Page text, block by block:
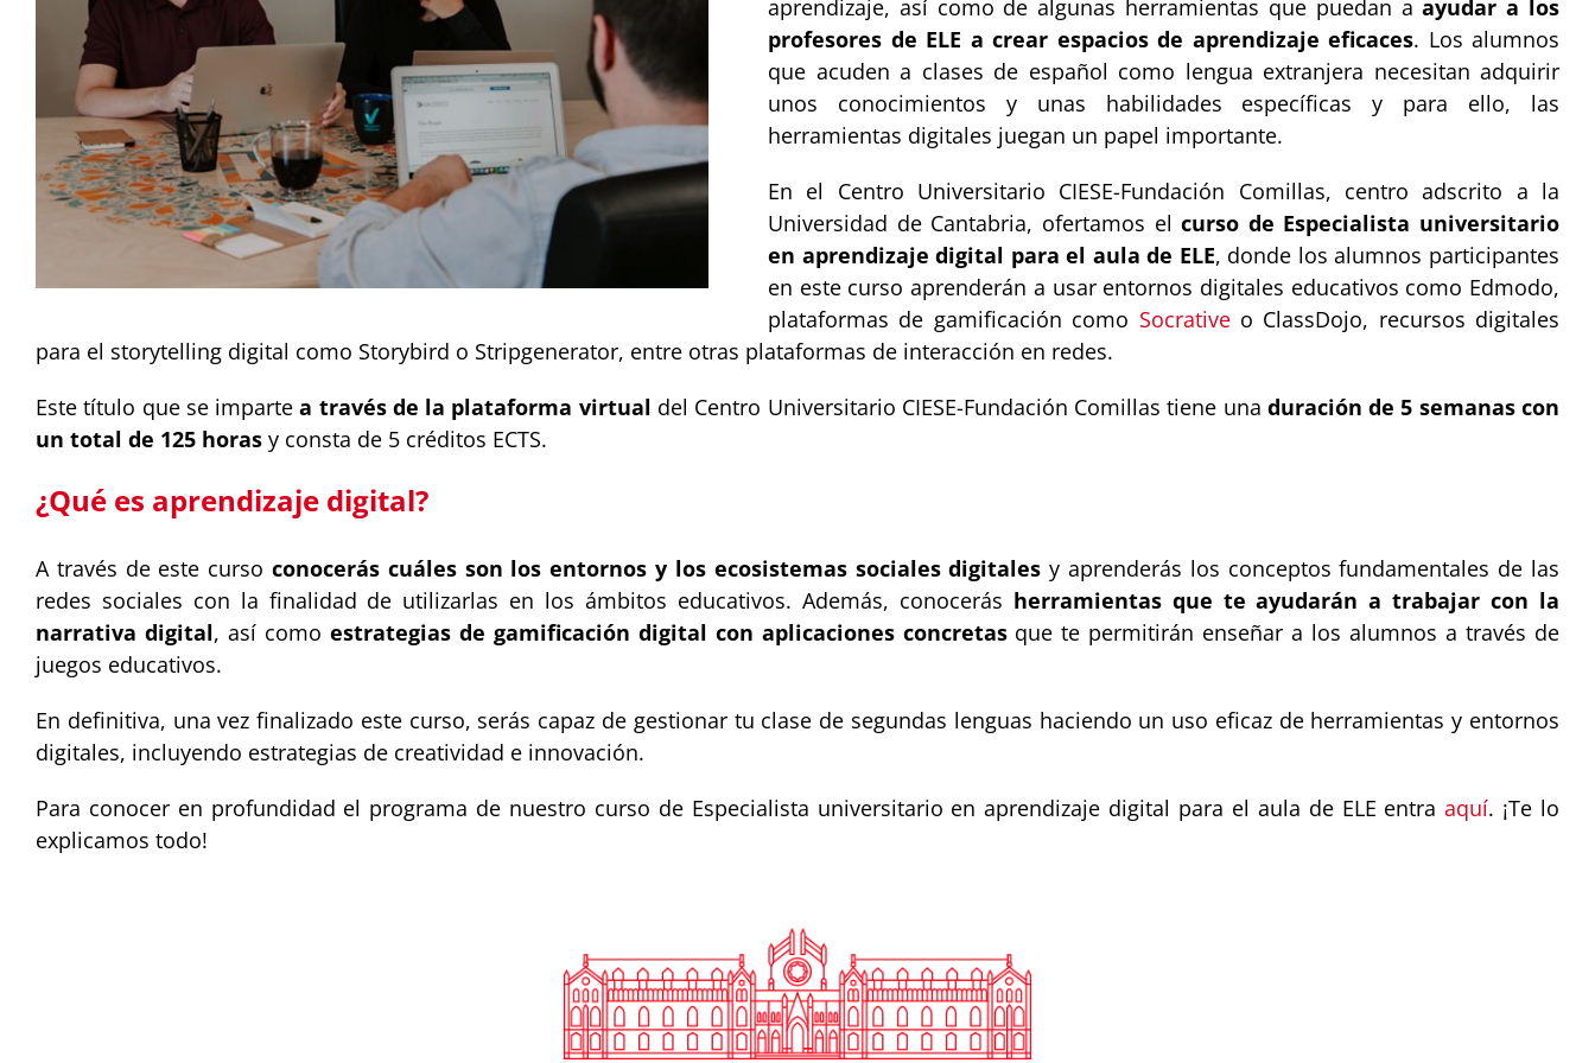
aprendizaje, así como de algunas herramientas que puedan aayudar a los
profesores de ELE a crear espacios de aprendizaje eficaces. Los alumnos
que acuden a clases de español como lengua extranjera necesitan adquirir
unos conocimientos y unas habilidades específicas y para ello, las
herramientas digitales juegan un papel importante.
En el Centro Universitario CIESE-Fundación Comillas, centro adscrito a la
Universidad de Cantabria, ofertamos elcurso de Especialista universitario
en aprendizaje digital para el aula de ELE, donde los alumnos participantes
en este curso aprenderán a usar entornos digitales educativos como Edmodo,
plataformas de gamificación como Socrativeo ClassDojo, recursos digitales
para el storytelling digital como Storybird o Stripgenerator, entre otras plataformas de interacción en redes.
Este título que se impartea través de la plataforma virtual del Centro Universitario CIESE-Fundación Comillas tiene una duración de 5 semanas con
un total de 125 horas y consta de 5 créditos ECTS.
¿Qué es aprendizaje digital?
A través de este cursoconocerás cuáles son los entornos y los ecosistemas sociales digitalesy aprenderás los conceptos fundamentales de las
redes sociales con la finalidad de utilizarlas en los ámbitos educativos. Además, conocerás herramientas que te ayudarán a trabajar con la
narrativa digital, así como estrategias de gamificación digital con aplicaciones concretasque te permitirán enseñar a los alumnos a través de
juegos educativos.
En definitiva, una vez finalizado este curso, serás capaz de gestionar tu clase de segundas lenguas haciendo un uso eficaz de herramientas y entornos
digitales, incluyendo estrategias de creatividad e innovación.
Para conocer en profundidad el programa de nuestro curso de Especialista universitario en aprendizaje digital para el aula de ELE entraaquí. ¡Te lo
explicamos todo!